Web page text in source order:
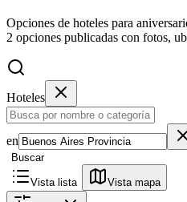
Opciones de hoteles para
2 opciones publicadas con fotos,
Hoteles
en
Buscar
Vista lista Vista mapa